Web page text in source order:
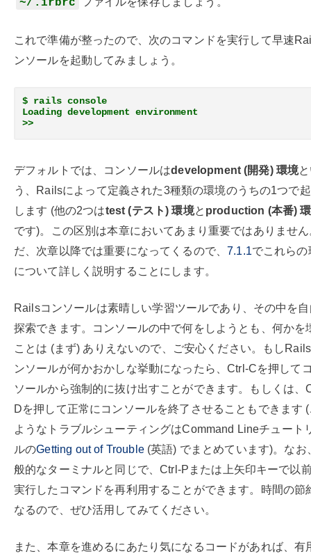
~/.irbrc
これで準備が整ったので、次のコマンドを実行して早速
ンソールを起動してみましょう。
$ rails console
Loading development environment
>>
デフォルトでは、コンソールはdevelopment (開発) 環境
う、Railsによって定義された3種類の環境のうちの1つで
します (他の2つはtest (テスト) 環境と production (本番)
です)。この区別は本章においてあまり重要ではありませ
だ、次章以降では重要になってくるので、7.1.1でこれらの
について詳しく説明することにします。
Railsコンソールは素晴しい学習ツールであり、その中を
探索できます。コンソールの中で何をしようとも、何かを
ことは (まず) ありえないので、ご安心ください。もし
ンソールが何かおかしな挙動になったら、Ctrl-Cを押して
ソールから強制的に抜け出すことができます。もしくは、
Dを押して正常にコンソールを終了させることもできます
ようなトラブルシューティングはCommand Lineチュート
ルのGetting out of Trouble(英語) でまとめています)。なお
般的なターミナルと同じで、Ctrl-Pまたは上矢印キーで以
実行したコマンドを再利用することができます。時間の節
なるので、ぜひ活用してみてください。
また、本章を進めるにあたり気になるコードがあれば、有